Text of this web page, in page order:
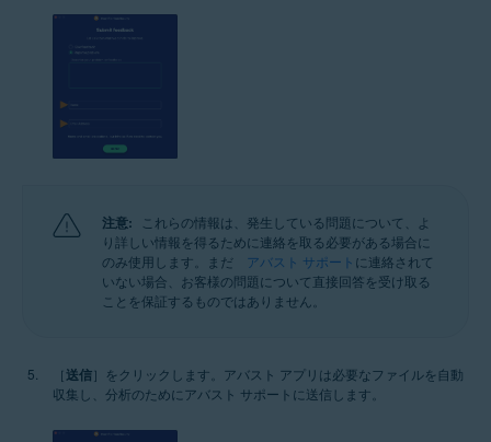
注意:
これらの情報は、発生している問題について、よ
り詳しい情報を得るために連絡を取る必要がある場合に
のみ使用します。まだ アバスト サポート に連絡されて
いない場合、お客様の問題について直接回答を受け取る
ことを保証するものではありません。
［送信］をクリックします。アバスト アプリは必要なファイルを自動
収集し、分析のためにアバスト サポートに送信します。